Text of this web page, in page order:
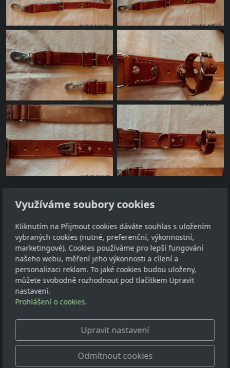
Adresa
Petr Klaus
Pohorská Ves 63
382 83
IČ: 04804414
Kontakt
dilna@atelierjezevci.com
+420 774 181 453, WhatsApp
Využíváme soubory cookies
Kliknutím na Přijmout cookies dáváte souhlas s uložením
vybraných cookies (nutné, preferenční, výkonnostní,
marketingové). Cookies používáme pro lepší fungování
našeho webu, měření jeho výkonnosti a cílení a
personalizaci reklam. To jaké cookies budou uloženy,
můžete svobodně rozhodnout pod tlačítkem Upravit
nastavení.
Prohlášení o cookies.
Upravit nastavení
Odmítnout cookies